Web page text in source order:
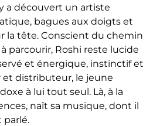
a découvert un artiste
bagues aux doigts et
la tête. Conscient du chemin
parcourir, Roshi reste lucide
et énergique, instinctif et
et distributeur, le jeune
à lui tout seul. Là, à la
naît sa musique, dont il
parlé.